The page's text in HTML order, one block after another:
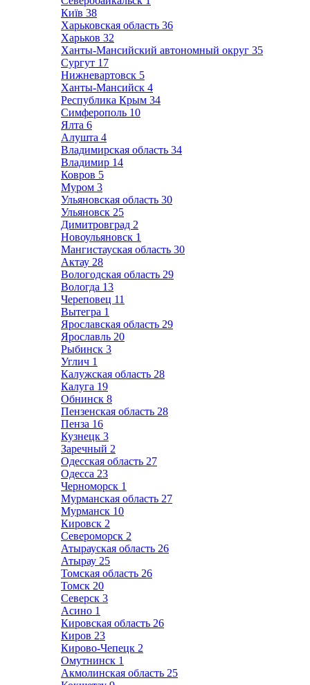
Київ 38
Харьковская область 36
Харьков 32
Ханты-Мансийский автономный округ 35
Сургут 17
Нижневартовск 5
Ханты-Мансийск 4
Республика Крым 34
Симферополь 10
Ялта 6
Алушта 4
Владимирская область 34
Владимир 14
Ковров 5
Муром 3
Ульяновская область 30
Ульяновск 25
Димитровград 2
Новоульяновск 1
Мангистауская область 30
Актау 28
Вологодская область 29
Вологда 13
Череповец 11
Вытегра 1
Ярославская область 29
Ярославль 20
Рыбинск 3
Углич 1
Калужская область 28
Калуга 19
Обнинск 8
Пензенская область 28
Пенза 16
Кузнецк 3
Заречный 2
Одесская область 27
Одесса 23
Черноморск 1
Мурманская область 27
Мурманск 10
Кировск 2
Североморск 2
Атырауская область 26
Атырау 25
Томская область 26
Томск 20
Северск 3
Асино 1
Кировская область 26
Киров 23
Кирово-Чепецк 2
Омутнинск 1
Акмолинская область 25